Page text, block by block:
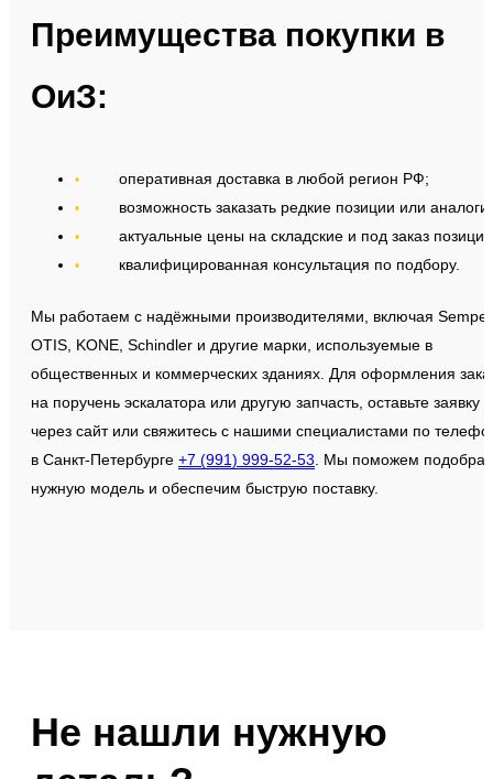
Преимущества покупки в
ОиЗ:
оперативная доставка в любой регион РФ;
возможность заказать редкие позиции или аналоги;
актуальные цены на складские и под заказ
квалифицированная консультация по подбору.
Мы работаем с надёжными производителями, включая
OTIS, KONE, Schindler и другие марки, используемые в
общественных и коммерческих зданиях. Для оформления
на поручень эскалатора или другую запчасть, оставьте заявку
через сайт или свяжитесь с нашими специалистами по
в Санкт-Петербурге +7 (991) 999-52-53 . Мы поможем
нужную модель и обеспечим быструю поставку.
Не нашли нужную